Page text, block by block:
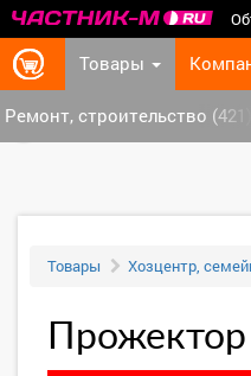
Товары
Ремонт, строительство (421)
Товары Хозцентр,
‹